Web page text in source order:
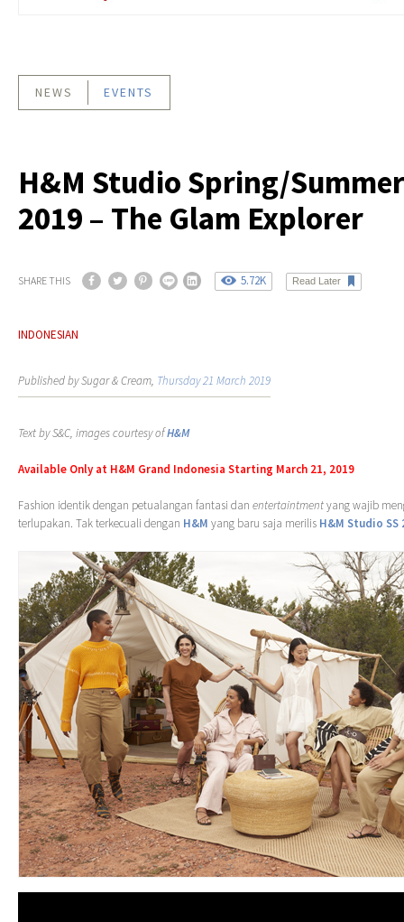
NEWS EVENTS
H&M Studio Spring/Summer
2019 – The Glam Explorer
SHARE THIS 5.72K Read Later
INDONESIAN
Published by Sugar & Cream, Thursday 21 March 2019
Text by S&C, images courtesy ofH&M
Available Only at H&M Grand Indonesia Starting March 21, 2019
Fashion identik dengan petualangan fantasi dan entertaintmentyang wajib
terlupakan. Tak terkecuali dengan H&M yang baru saja merilis H&M Studio SS